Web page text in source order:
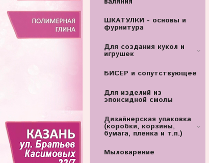
ШКАТУЛКИ - основы и
фурнитура
Для создания кукол и
игрушек
БИСЕР и сопутствующее
Для изделий из
эпоксидной смолы
Дизайнерская упаковка
(коробки, корзины,
бумага, пленка и т.п.)
Мыловарение